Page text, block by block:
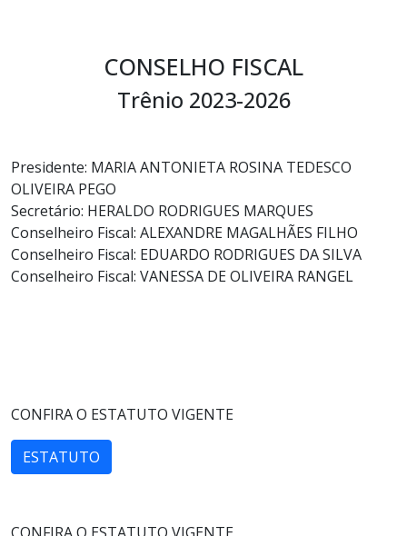
CONSELHO FISCAL
Trênio 2023-2026
Presidente: MARIA ANTONIETA ROSINA TEDESCO
OLIVEIRA PEGO
Secretário: HERALDO RODRIGUES MARQUES
Conselheiro Fiscal: ALEXANDRE MAGALHÃES FILHO
Conselheiro Fiscal: EDUARDO RODRIGUES DA SILVA
Conselheiro Fiscal: VANESSA DE OLIVEIRA RANGEL
CONFIRA O ESTATUTO VIGENTE
ESTATUTO
CONFIRA O ESTATUTO VIGENTE